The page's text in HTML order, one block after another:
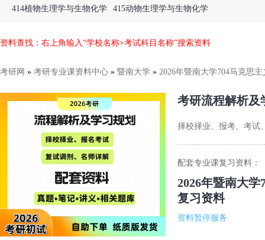
414植物生理学与生物化学
415动物生理学与生物化学
资料查找：右上角输入“学校名称+考试科目名称”搜索资料
考研网 » 考研专业课资料中心 » 暨南大学 » 2026年暨南大学704马克思
考研流程解析及
择校择业、报考、考试
配套专业课复习资料：
2026年暨南大
复习资料
资料暂停服务